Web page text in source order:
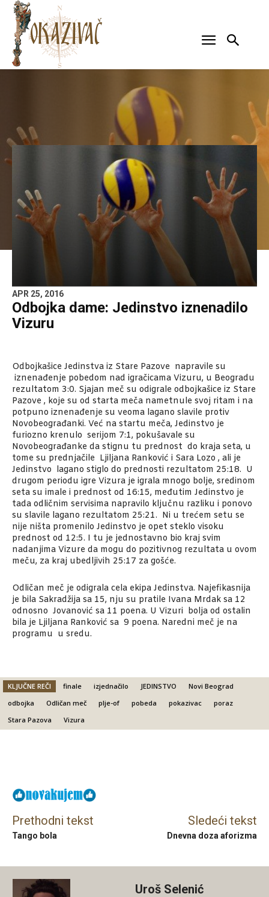
APR 25, 2016
Odbojka dame: Jedinstvo iznenadilo
Vizuru
Odbojkašice Jedinstva iz Stare Pazove napravile su
iznenađenje pobedom nad igračicama Vizuru, u Beogradu
rezultatom 3:0. Sjajan meč su odigrale odbojkašice iz Stare
Pazove , koje su od starta meča nametnule svoj ritam i na
potpuno iznenađenje su veoma lagano slavile protiv
Novobeograđanki. Već na startu meča, Jedinstvo je
furiozno krenulo serijom 7:1, pokušavale su
Novobeograđanke da stignu tu prednost do kraja seta, u
tome su prednjačile Ljiljana Ranković i Sara Lozo , ali je
Jedinstvo lagano stiglo do prednosti rezultatom 25:18. U
drugom periodu igre Vizura je igrala mnogo bolje, sredinom
seta su imale i prednost od 16:15, međutim Jedinstvo je
tada odličnim servisima napravilo ključnu razliku i ponovo
su slavile lagano rezultatom 25:21. Ni u trećem setu se
nije ništa promenilo Jedinstvo je opet steklo visoku
prednost od 12:5. I tu je jednostavno bio kraj svim
nadanjima Vizure da mogu do pozitivnog rezultata u ovom
meču, za kraj ubedljivih 25:17 za gošće.
Odličan meč je odigrala cela ekipa Jedinstva. Najefikasnija
je bila Sakradžija sa 15, nju su pratile Ivana Mrdak sa 12
odnosno Jovanović sa 11 poena. U Vizuri bolja od ostalin
bila je Ljiljana Ranković sa 9 poena. Naredni meč je na
programu u sredu.
KLJUČNE REČI finale izjednačilo JEDINSTVO
Novi Beograd
odbojka
Odličan meč plje-of pobeda pokazivac
poraz
Stara Pazova
Vizura
Prethodni tekst
Tango bola
Sledeći tekst
Dnevna doza aforizma
Uroš Selenić